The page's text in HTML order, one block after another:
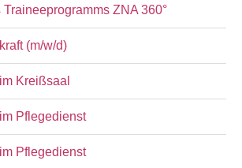
ZNA 360°
(m/w/d)
Kreißsaal
Pflegedienst
Pflegedienst